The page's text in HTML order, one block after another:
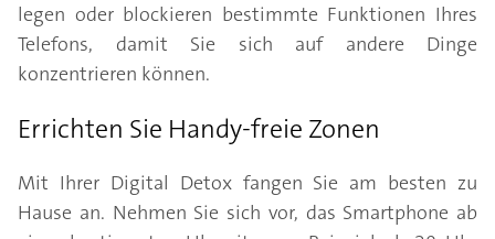
legen oder blockieren bestimmte Funktionen Ihres
Telefons, damit Sie sich auf andere Dinge
konzentrieren können.
Errichten Sie Handy-freie Zonen
Mit Ihrer Digital Detox fangen Sie am besten zu
Hause an. Nehmen Sie sich vor, das Smartphone ab